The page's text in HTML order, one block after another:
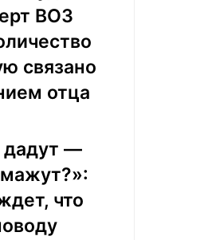
ВОЗ
связано
отца
дадут —
что